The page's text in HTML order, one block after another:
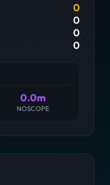
0
0
0
0
0.0m
NOSCOPE